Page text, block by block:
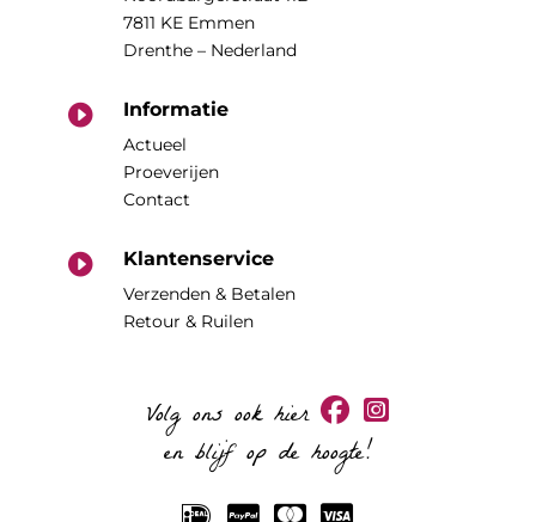
7811 KE Emmen
Drenthe – Nederland
 Informatie
Actueel
Proeverijen
Contact
 Klantenservice
Verzenden & Betalen
Retour & Ruilen
Volg ons ook hier
en blijf op de hoogte!